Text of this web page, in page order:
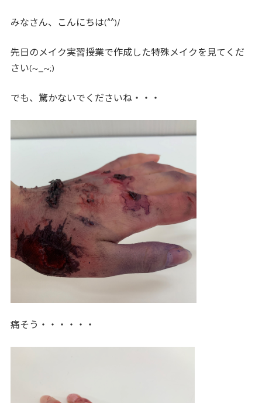
みなさん、こんにちは(^^)/
先日のメイク実習授業で作成した特殊メイクを見てくだ
さい(~_~;)
でも、驚かないでくださいね・・・
痛そう・・・・・・